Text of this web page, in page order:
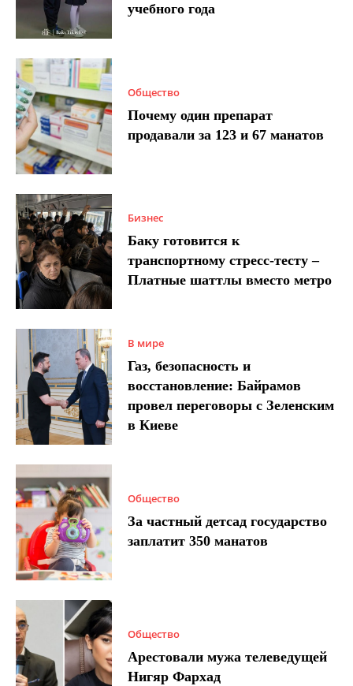
учебного года
Общество
Почему один препарат
продавали за 123 и 67 манатов
Бизнес
Баку готовится к
транспортному стресс-тесту –
Платные шаттлы вместо метро
В мире
Газ, безопасность и
восстановление: Байрамов
провел переговоры с Зеленским
в Киеве
Общество
За частный детсад государство
заплатит 350 манатов
Общество
Арестовали мужа телеведущей
Нигяр Фархад